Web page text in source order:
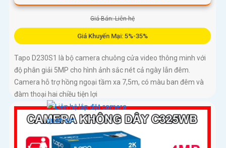
Giá Bán: Liên hệ
Giá Khuyến Mại: 5%-35%
Tapo D230S1 là bộ camera chuông cửa video thông minh với
độ phân giải 5MP cho hình ảnh sắc nét cả ngày lẫn đêm.
Camera hỗ trợ hồng ngoại tầm xa 7,5m, có màu ban đêm và
đàm thoại hai chiều tiện lợi